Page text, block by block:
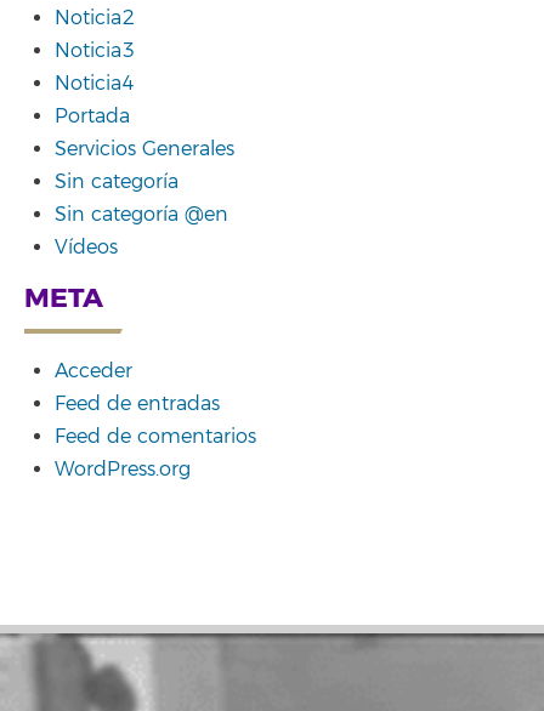
Noticia2
Noticia3
Noticia4
Portada
Servicios Generales
Sin categoría
Sin categoría @en
Vídeos
META
Acceder
Feed de entradas
Feed de comentarios
WordPress.org